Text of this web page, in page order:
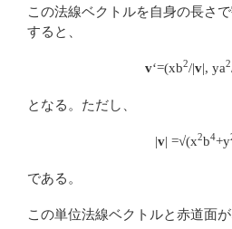
この法線ベクトルを自身の長さ
すると、
v‘=(xb2/|v|, ya2
となる。ただし、
|v| =√(x2b4+y
である。
この単位法線ベクトルと赤道面